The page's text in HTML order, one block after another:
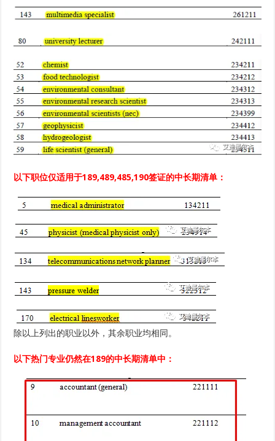
以下职位仅适用于189,489,485,190签证的中长期清单：
除以上列出的职业以外，其余职业均相同。
以下热门专业仍然在189的中长期清单中：